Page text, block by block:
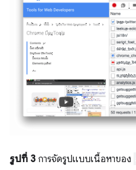
รูปที่ 3 การจัดรูปแบบเนื้อหาของ